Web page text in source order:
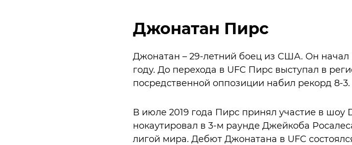
Джонатан Пирс
Джонатан – 29-летний боец из США. Он начал
году. До перехода в UFC Пирс выступал в
посредственной оппозиции набил рекорд 8-3.
В июле 2019 года Пирс принял участие в шоу
нокаутировал в 3-м раунде Джейкоба
лигой мира. Дебют Джонатана в UFC